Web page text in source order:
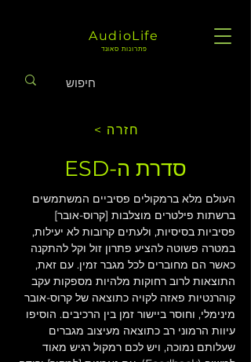
AudioLife
פתרונות סאונד
< חזרה
סדרת ה-ESD
העולם מלא ברמקולים פסיביים המשתמשים
ברשתות פילטרים מוצלבות [קרוס-אובר]
פסיביות בסיסיות, ולעתים קרובות לא יעילות,
במטרה פשוטה להציע פתרון זול וקל להתקנה
כאשר הם מחוברים לכל מגבר זמין. עם זאת,
התוצאות לרוב רחוקות מלהיות מספקות עקב
קוהרנטיות פאזה לקויה כתוצאה של קרוס-אובר
מינימלי, וחוסר ביישור זמן בין הרכיבים. הוסיפו
עיוות הרמוני רב כתוצאה מעיצוב מגברים
שעלותם נמוכה, ויש לכם רמקול רגיש מאוד